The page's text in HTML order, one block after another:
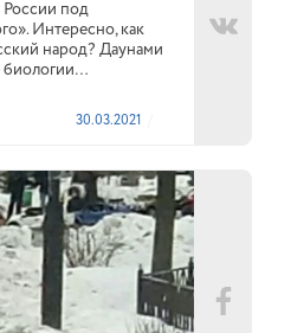
России под
Интересно, как
народ? Даунами
биологии…
30.03.2021